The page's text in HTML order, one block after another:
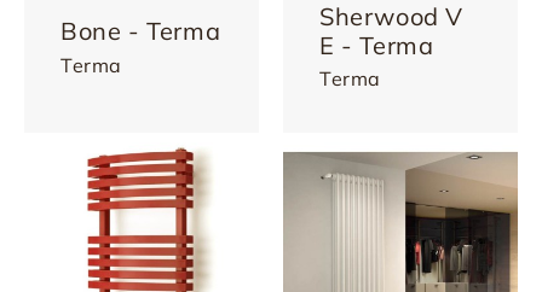
Bone - Terma
Terma
Sherwood V
E - Terma
Terma